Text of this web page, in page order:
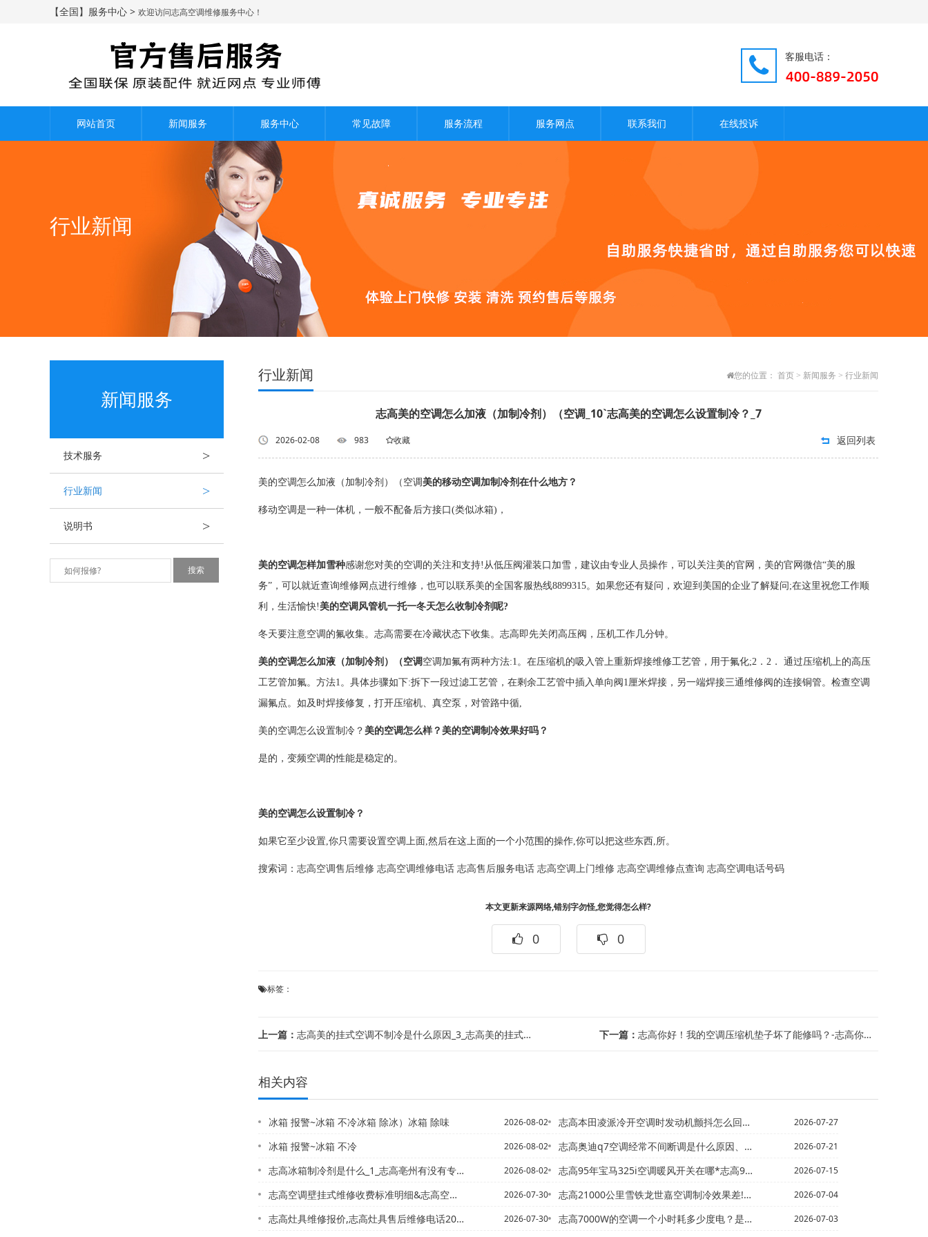
【全国】服务中心 > 欢迎访问志高空调维修服务中心！
客服电话：
网站首页 新闻服务 服务中心 常见故障 服务流程 服务网点 联系我们 在线投诉
行业新闻
新闻服务
技术服务 >
行业新闻 >
说明书 >
行业新闻 您的位置： 首页 > 新闻服务 > 行业新闻
志高美的空调怎么加液（加制冷剂）（空调_10`志高美的空调怎么设置制冷？_7
2026-02-08 983 收藏 返回列表
美的空调怎么加液（加制冷剂）（空调美的移动空调加制冷剂在什么地方？
移动空调是一种一体机，一般不配备后方接口(类似冰箱)，
美的空调怎样加雪种感谢您对美的空调的关注和支持!从低压阀灌装口加雪，建议由专业人员操作，可以关注美的官网，美的官网微信“美的服
务”，可以就近查询维修网点进行维修，也可以联系美的全国客服热线8899315。如果您还有疑问，欢迎到美国的企业了解疑问;在这里祝您工作顺
利，生活愉快!美的空调风管机一托一冬天怎么收制冷剂呢?
冬天要注意空调的氟收集。志高需要在冷藏状态下收集。志高即先关闭高压阀，压机工作几分钟。
美的空调怎么加液（加制冷剂）（空调 空调加氟有两种方法:1。在压缩机的吸入管上重新焊接维修工艺管，用于氟化;2．2． 通过压缩机上的高压
工艺管加氟。方法1。具体步骤如下:拆下一段过滤工艺管，在剩余工艺管中插入单向阀1厘米焊接，另一端焊接三通维修阀的连接铜管。检查空调
漏氟点。如及时焊接修复，打开压缩机、真空泵，对管路中循,
美的空调怎么设置制冷？ 美的空调怎么样？美的空调制冷效果好吗？
是的，变频空调的性能是稳定的。
美的空调怎么设置制冷？
如果它至少设置,你只需要设置空调上面,然后在这上面的一个小范围的操作,你可以把这些东西,所。
搜索词： 志高空调售后维修 志高空调维修电话 志高售后服务电话 志高空调上门维修 志高空调维修点查询 志高空调电话号码
本文更新来源网络,错别字勿怪,您觉得怎么样?
0 0
标签：
上一篇： 志高美的挂式空调不制冷是什么原因_3_志高美的挂式空调送风系统是新风吗- 下一篇： 志高你好！我的空调压缩机垫子坏了能修吗？-志高你好,度,它怎么会达不到度？ 一直...
相关内容
冰箱 报警~冰箱 不冷冰箱 除冰）冰箱 除味 2026-08-02
冰箱 报警~冰箱 不冷 2026-08-02
志高冰箱制冷剂是什么_1_志高亳州有没有专业做中央空调？哪个品牌好点？听说日立的... 2026-08-02
志高空调壁挂式维修收费标准明细&志高空调维修费用标准官网更新 2026-07-30
志高灶具维修报价,志高灶具售后维修电话2027年更新 2026-07-30
志高本田凌派冷开空调时发动机颤抖怎么回事？#志高本田凌派手动空调面板 2026-07-27
志高奥迪q7空调经常不间断调是什么原因、需要多少钱%志高奥迪Q7空调开关按钮在那... 2026-07-21
志高95年宝马325i空调暖风开关在哪*志高99元的新型节能小空调可以制冷吗？ 2026-07-15
志高21000公里雪铁龙世嘉空调制冷效果差!低压不是很凉!而且低压压力低_3-志... 2026-07-04
志高7000W的空调一个小时耗多少度电？是制冷的_5{志高7200瓦制冷量等于多... 2026-07-03